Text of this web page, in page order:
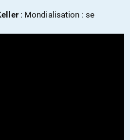
: Mondialisation : se